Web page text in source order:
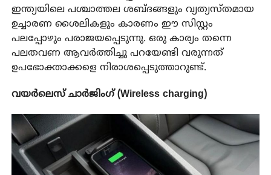
ഇന്ത്യയിലെ പശ്ചാത്തല ശബ്ദങ്ങളും വ്യത്യസ്തമായ
ഉച്ചാരണ ശൈലികളും കാരണം ഈ സിസ്റ്റം
പലപ്പോഴും പരാജയപ്പെടുന്നു. ഒരു കാര്യം തന്നെ
പലതവണ ആവർത്തിച്ചു പറയേണ്ടി വരുന്നത്
ഉപഭോക്താക്കളെ നിരാശപ്പെടുത്താറുണ്ട്.
വയർലെസ് ചാർജിംഗ് (Wireless charging)